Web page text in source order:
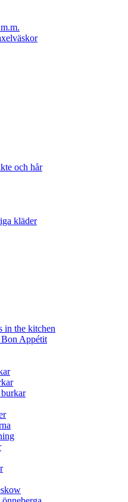
och hår
kläder
in the kitchen
Appétit